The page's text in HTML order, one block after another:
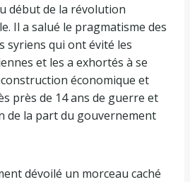
début de la révolution
Il a salué le pragmatisme des
syriens qui ont évité les
et les a exhortés à se
économique et
près de 14 ans de guerre et
de la part du gouvernement
dévoilé un morceau caché